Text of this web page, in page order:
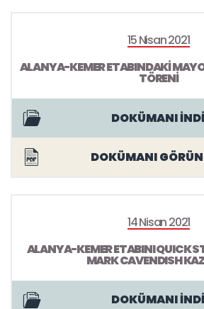
15 Nisan 2021
ALANYA-KEMER ETABINDAKİ
TÖRENİ
DOKÜMANI
DOKÜMANI
14 Nisan 2021
ALANYA-KEMER ETABINI QUICK
MARK CAVENDISH
DOKÜMANI